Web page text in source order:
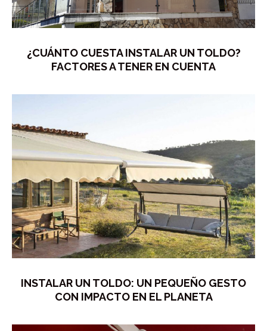
¿CUÁNTO CUESTA INSTALAR UN TOLDO?
FACTORES A TENER EN CUENTA
INSTALAR UN TOLDO: UN PEQUEÑO GESTO
CON IMPACTO EN EL PLANETA